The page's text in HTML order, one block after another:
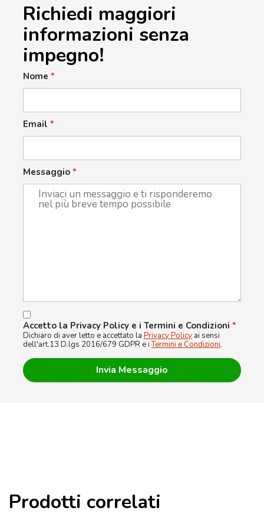
Richiedi maggiori
informazioni senza
impegno!
Nome *
Email *
Messaggio *
Accetto la Privacy Policy e i Termini e Condizioni *
Dichiaro di aver letto e accettato la Privacy Policy ai sensi
dell'art.13 D.lgs 2016/679 GDPR e iTermini e Condizioni.
Prodotti correlati